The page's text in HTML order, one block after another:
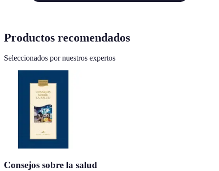
Productos recomendados
Seleccionados por nuestros expertos
Consejos sobre la salud